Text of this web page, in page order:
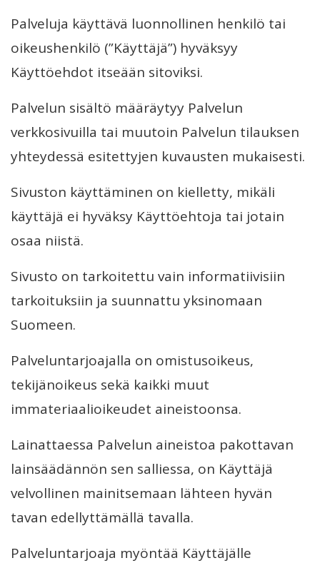
Palveluja käyttävä luonnollinen henkilö tai
oikeushenkilö (”Käyttäjä”) hyväksyy
Käyttöehdot itseään sitoviksi.
Palvelun sisältö määräytyy Palvelun
verkkosivuilla tai muutoin Palvelun tilauksen
yhteydessä esitettyjen kuvausten mukaisesti.
Sivuston käyttäminen on kielletty, mikäli
käyttäjä ei hyväksy Käyttöehtoja tai jotain
osaa niistä.
Sivusto on tarkoitettu vain informatiivisiin
tarkoituksiin ja suunnattu yksinomaan
Suomeen.
Palveluntarjoajalla on omistusoikeus,
tekijänoikeus sekä kaikki muut
immateriaalioikeudet aineistoonsa.
Lainattaessa Palvelun aineistoa pakottavan
lainsäädännön sen salliessa, on Käyttäjä
velvollinen mainitsemaan lähteen hyvän
tavan edellyttämällä tavalla.
Palveluntarjoaja myöntää Käyttäjälle